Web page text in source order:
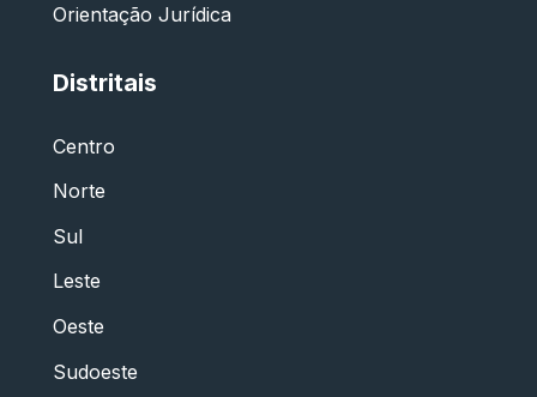
Orientação Jurídica
Distritais
Centro
Norte
Sul
Leste
Oeste
Sudoeste